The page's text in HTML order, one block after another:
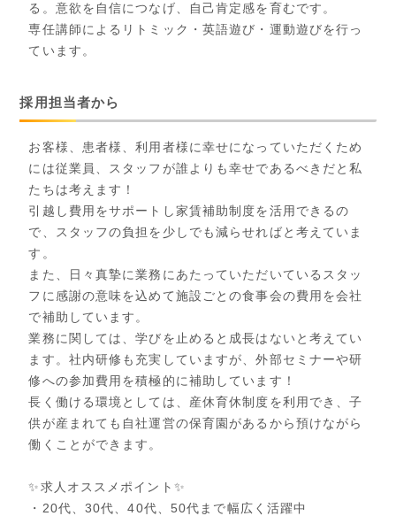
る。意欲を自信につなげ、自己肯定感を育むです。
専任講師によるリトミック・英語遊び・運動遊びを行っ
ています。
採用担当者から
お客様、患者様、利用者様に幸せになっていただくため
には従業員、スタッフが誰よりも幸せであるべきだと私
たちは考えます！
引越し費用をサポートし家賃補助制度を活用できるの
で、スタッフの負担を少しでも減らせればと考えていま
す。
また、日々真摯に業務にあたっていただいているスタッ
フに感謝の意味を込めて施設ごとの食事会の費用を会社
で補助しています。
業務に関しては、学びを止めると成長はないと考えてい
ます。社内研修も充実していますが、外部セミナーや研
修への参加費用を積極的に補助しています！
長く働ける環境としては、産休育休制度を利用でき、子
供が産まれても自社運営の保育園があるから預けながら
働くことができます。
✨求人オススメポイント✨
・20代、30代、40代、50代まで幅広く活躍中